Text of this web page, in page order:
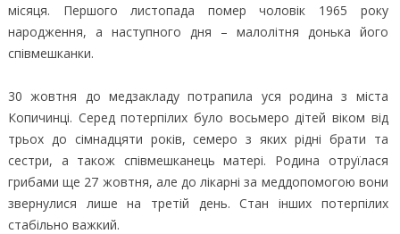
місяця. Першого листопада помер чоловік 1965 року
народження, а наступного дня – малолітня донька його
співмешканки.
30 жовтня до медзакладу потрапила уся родина з міста
Копичинці. Серед потерпілих було восьмеро дітей віком від
трьох до сімнадцяти років, семеро з яких рідні брати та
сестри, а також співмешканець матері. Родина отруїлася
грибами ще 27 жовтня, але до лікарні за меддопомогою вони
звернулися лише на третій день. Стан інших потерпілих
стабільно важкий.